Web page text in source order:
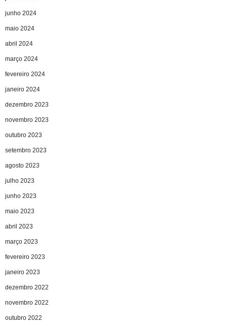
junho 2024
maio 2024
abril 2024
março 2024
fevereiro 2024
janeiro 2024
dezembro 2023
novembro 2023
outubro 2023
setembro 2023
agosto 2023
julho 2023
junho 2023
maio 2023
abril 2023
março 2023
fevereiro 2023
janeiro 2023
dezembro 2022
novembro 2022
outubro 2022